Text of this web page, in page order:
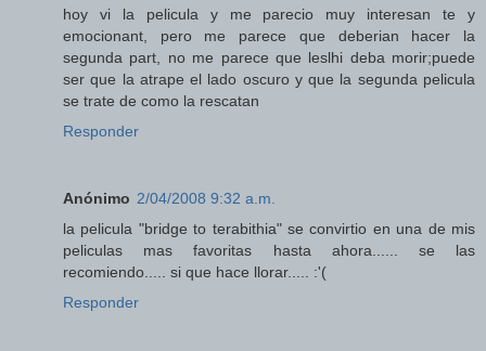
hoy vi la pelicula y me parecio muy interesan te y
emocionant, pero me parece que deberian hacer la
segunda part, no me parece que leslhi deba morir;puede
ser que la atrape el lado oscuro y que la segunda pelicula
se trate de como la rescatan
Responder
Anónimo 2/04/2008 9:32 a.m.
la pelicula "bridge to terabithia" se convirtio en una de mis
peliculas mas favoritas hasta ahora...... se las
recomiendo..... si que hace llorar..... :'(
Responder